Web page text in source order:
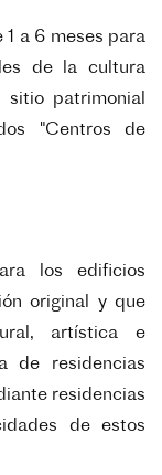
a 6 meses para
de la cultura
sitio patrimonial
"Centros de
los edificios
original y que
artística e
de residencias
residencias
de estos